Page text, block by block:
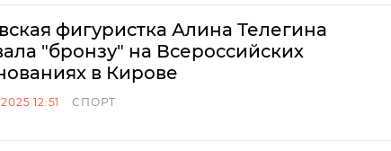
фигуристка Алина Телегина
"бронзу" на Всероссийских
в Кирове
12:51 СПОРТ